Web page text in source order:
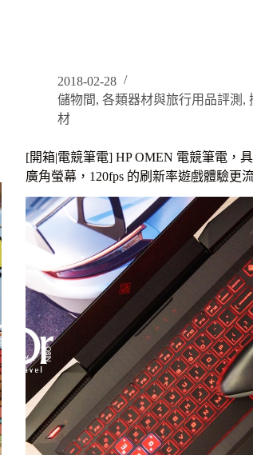
重
低
音
聽
震
撼！
都
會
休
輕
鬆
融
入
日
台
灣
新
創
設
計
牌
METIS，
時
尚
涼
拖，
2018-02-28
儲物間,各類器材與旅行用品評測 ,
材
[開箱|電競筆電] HP OMEN 電競筆電，
廣角螢幕，120fps 的刷新率遊戲體驗更